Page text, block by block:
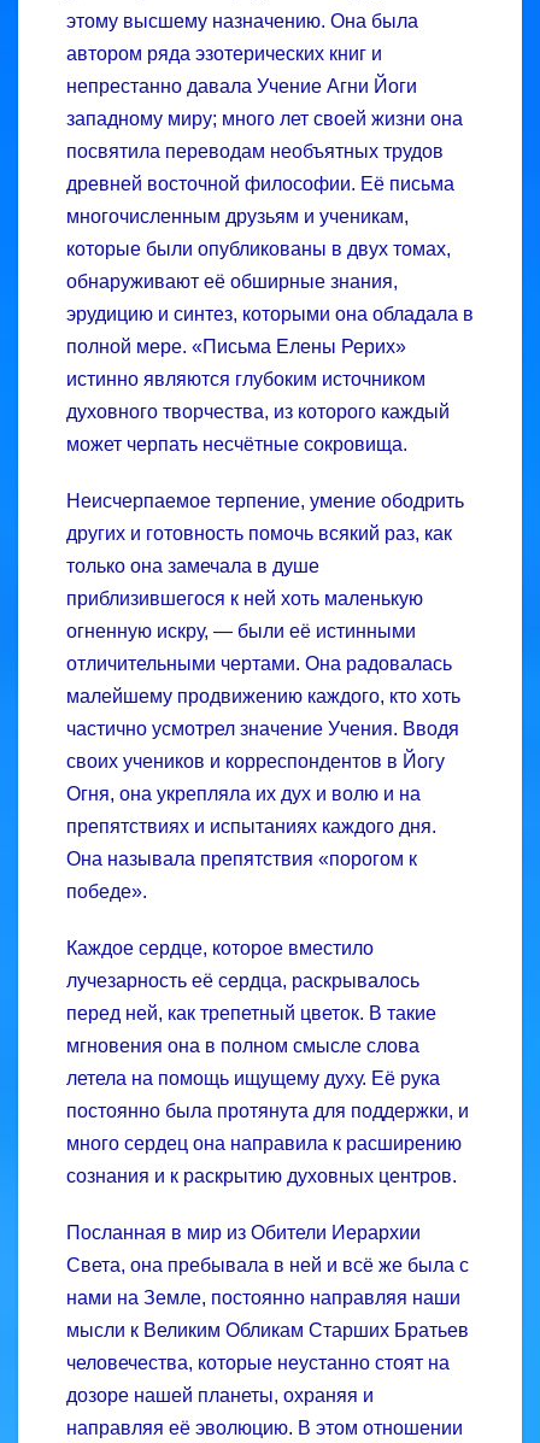
этому высшему назначению. Она была
автором ряда эзотерических книг и
непрестанно давала Учение Агни Йоги
западному миру; много лет своей жизни она
посвятила переводам необъятных трудов
древней восточной философии. Её письма
многочисленным друзьям и ученикам,
которые были опубликованы в двух томах,
обнаруживают её обширные знания,
эрудицию и синтез, которыми она обладала в
полной мере. «Письма Елены Рерих»
истинно являются глубоким источником
духовного творчества, из которого каждый
может черпать несчётные сокровища.
Неисчерпаемое терпение, умение ободрить
других и готовность помочь всякий раз, как
только она замечала в душе
приблизившегося к ней хоть маленькую
огненную искру, — были её истинными
отличительными чертами. Она радовалась
малейшему продвижению каждого, кто хоть
частично усмотрел значение Учения. Вводя
своих учеников и корреспондентов в Йогу
Огня, она укрепляла их дух и волю и на
препятствиях и испытаниях каждого дня.
Она называла препятствия «порогом к
победе».
Каждое сердце, которое вместило
лучезарность её сердца, раскрывалось
перед ней, как трепетный цветок. В такие
мгновения она в полном смысле слова
летела на помощь ищущему духу. Её рука
постоянно была протянута для поддержки, и
много сердец она направила к расширению
сознания и к раскрытию духовных центров.
Посланная в мир из Обители Иерархии
Света, она пребывала в ней и всё же была с
нами на Земле, постоянно направляя наши
мысли к Великим Обликам Старших Братьев
человечества, которые неустанно стоят на
дозоре нашей планеты, охраняя и
направляя её эволюцию. В этом отношении